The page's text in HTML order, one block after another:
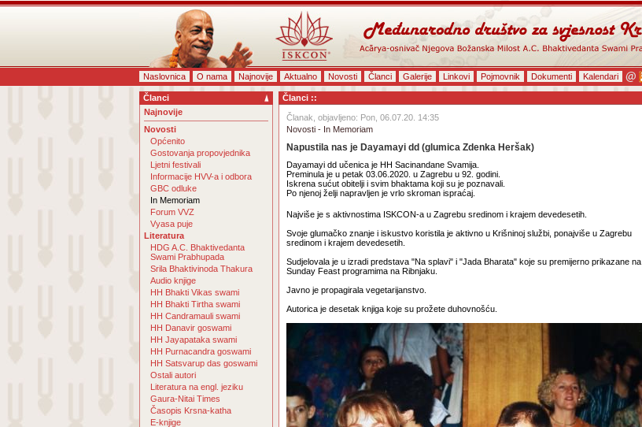
Naslovnica O nama Najnovije Aktualno Novosti Članci Galerije Linkovi Pojmovnik Dokumenti Kalendari
Članci
Najnovije
Novosti
Općenito
Gostovanja propovjednika
Ljetni festivali
Informacije HVV-a i odbora
GBC odluke
In Memoriam
Forum VVZ
Vyasa puje
Literatura
HDG A.C. Bhaktivedanta
Swami Prabhupada
Srila Bhaktivinoda Thakura
Audio knjige
HH Bhakti Vikas swami
HH Bhakti Tirtha swami
HH Candramauli swami
HH Danavir goswami
HH Jayapataka swami
HH Purnacandra goswami
HH Satsvarup das goswami
Ostali autori
Literatura na engl. jeziku
Gaura-Nitai Times
Časopis Krsna-katha
E-knjige
Članci ::
Članak, objavljeno: Pon, 06.07.20. 14:35
Novosti - In Memoriam
Napustila nas je Dayamayi dd (glumica Zdenka Heršak)
Dayamayi dd učenica je HH Sacinandane Svamija.
Preminula je u petak 03.06.2020. u Zagrebu u 92. godini.
Iskrena sućut obitelji i svim bhaktama koji su je poznavali.
Po njenoj želji napravljen je vrlo skroman ispraćaj.
Najviše je s aktivnostima ISKCON-a u Zagrebu sredinom i krajem devedesetih.
Svoje glumačko znanje i iskustvo koristila je aktivno u Krišninoj službi, ponajviše u Zagrebu
sredinom i krajem devedesetih.
Sudjelovala je u izradi predstava "Na splavi" i "Jada Bharata" koje su premijerno prikazane na
Sunday Feast programima na Ribnjaku.
Javno je propagirala vegetarijanstvo.
Autorica je desetak knjiga koje su prožete duhovnošću.